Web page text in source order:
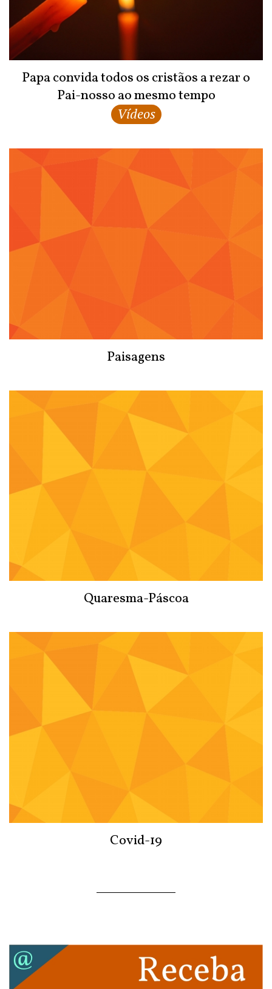
Papa convida todos os cristãos a rezar o
Pai-nosso ao mesmo tempo
Vídeos
Paisagens
Quaresma-Páscoa
Covid-19